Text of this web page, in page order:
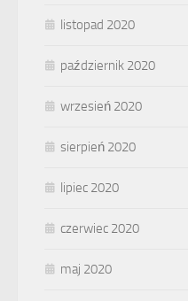
listopad 2020
październik 2020
wrzesień 2020
sierpień 2020
lipiec 2020
czerwiec 2020
maj 2020